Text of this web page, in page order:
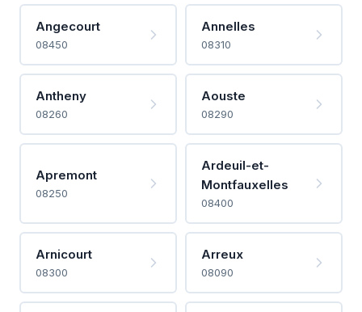
Angecourt
08450
Annelles
08310
Antheny
08260
Aouste
08290
Apremont
08250
Ardeuil-et-
Montfauxelles
08400
Arnicourt
08300
Arreux
08090